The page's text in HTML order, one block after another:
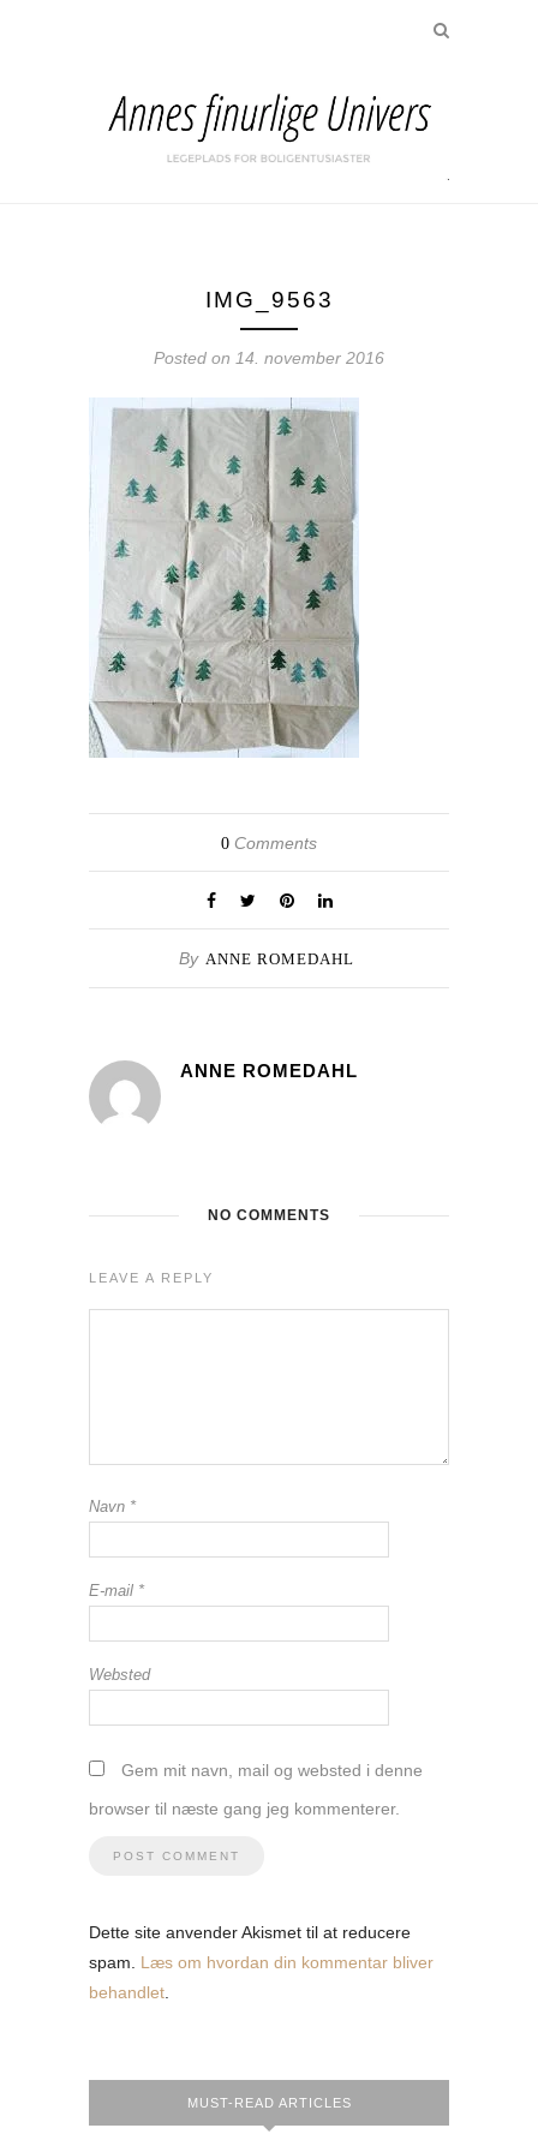
IMG_9563
Posted on 14. november 2016
0 Comments
By ANNE ROMEDAHL
ANNE ROMEDAHL
NO COMMENTS
LEAVE A REPLY
Navn *
E-mail *
Websted
Gem mit navn, mail og websted i denne
browser til næste gang jeg kommenterer.
Dette site anvender Akismet til at reducere
spam. Læs om hvordan din kommentar bliver
behandlet
MUST-READ ARTICLES